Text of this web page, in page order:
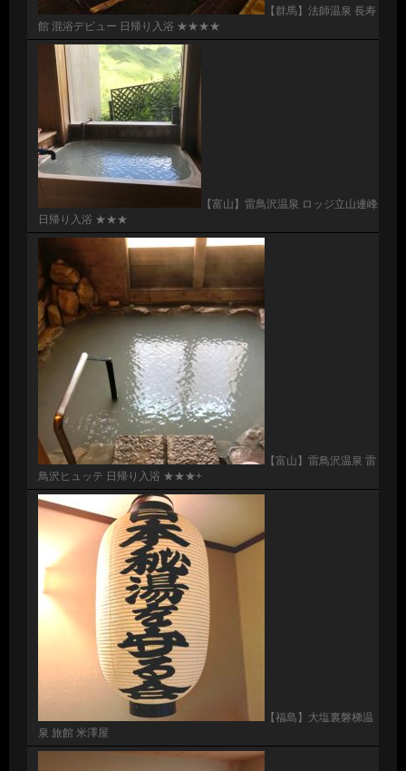
【群馬】法師温泉 長寿
館 混浴デビュー 日帰り入浴 ★★★★
【富山】雷鳥沢温泉 ロッジ立山連峰
日帰り入浴 ★★★
【富山】雷鳥沢温泉 雷
鳥沢ヒュッテ 日帰り入浴 ★★★+
【福島】大塩裏磐梯温
泉 旅館 米澤屋